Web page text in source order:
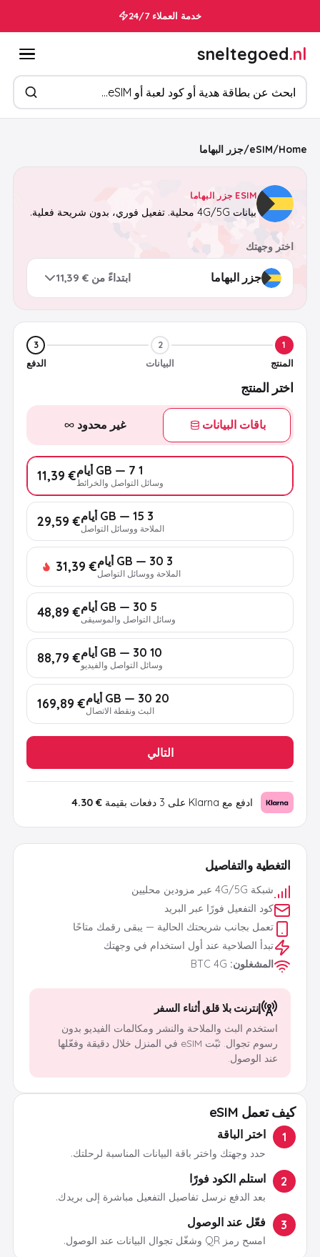
خدمة العملاء 24/7
sneltegoed.nl
ابحث عن المنتجات
Home
/
eSIM
/جزر البهاما
ESIM جزر البهاما
بيانات 4G/5G محلية. تفعيل فوري، بدون شريحة فعلية.
اختر وجهتك
ابتداءً من € 11,39
التغطية والتفاصيل
شبكة 4G/5G عبر مزودين محليين
كود التفعيل فورًا عبر البريد
تعمل بجانب شريحتك الحالية — يبقى رقمك متاحًا
تبدأ الصلاحية عند أول استخدام في وجهتك
المشغلون:
BTC 4G
إنترنت بلا قلق أثناء السفر
استخدم البث والملاحة والنشر ومكالمات الفيديو بدون
رسوم تجوال. ثبّت eSIM في المنزل خلال دقيقة وفعّلها
عند الوصول.
كيف تعمل eSIM
1 اختر الباقة
حدد وجهتك واختر باقة البيانات المناسبة لرحلتك.
2 استلم الكود فورًا
بعد الدفع نرسل تفاصيل التفعيل مباشرة إلى بريدك.
3 فعّل عند الوصول
امسح رمز QR وشغّل تجوال البيانات عند الوصول.
1
المنتج
2
البيانات
3
الدفع
اختر المنتج
باقات البيانات غير محدود
1 GB — 7 أيام
وسائل التواصل والخرائط € 11,39
3 GB — 15 أيام
الملاحة ووسائل التواصل€ 29,59
3 GB — 30 أيام
الملاحة ووسائل التواصل€ 31,39
5 GB — 30 أيام
وسائل التواصل والموسيقى€ 48,89
10 GB — 30 أيام
وسائل التواصل والفيديو€ 88,79
20 GB — 30 أيام
البث ونقطة الاتصال€ 169,89
التالي
ادفع مع Klarna على 3 دفعات بقيمة € 4.30